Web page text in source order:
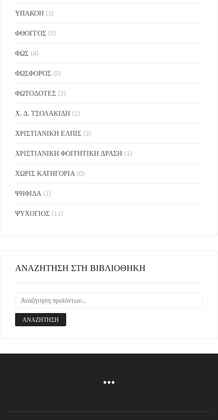
ΥΠΑΚΟΗ (1)
ΦΘΟΓΓΟΣ (5)
ΦΩΣ (4)
ΦΩΣΦΟΡΟΣ (5)
ΦΩΤΟΔΟΤΕΣ (3)
Χ. Δ. ΤΣΟΛΑΚΙΔΗ (2)
ΧΡΙΣΤΙΑΝΙΚΗ ΕΛΠΙΣ (3)
ΧΡΙΣΤΙΑΝΙΚΗ ΦΟΙΤΗΤΙΚΗ ΔΡΑΣΗ (1)
ΧΩΡΙΣ ΚΑΤΗΓΟΡΙΑ (0)
ΨΗΦΙΔΑ (1)
ΨΥΧΟΓΙΟΣ (11)
ΑΝΑΖΗΤΗΣΗ ΣΤΗ ΒΙΒΛΙΟΘΗΚΗ
ΑΝΑΖΉΤΗΣΗ